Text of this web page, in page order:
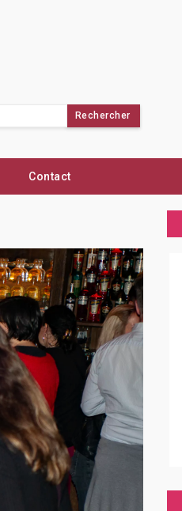
Contact